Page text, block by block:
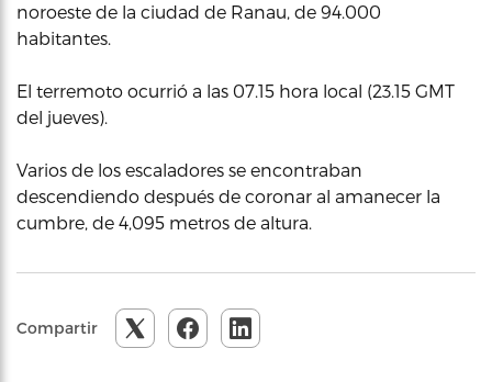
noroeste de la ciudad de Ranau, de 94.000
habitantes.
El terremoto ocurrió a las 07.15 hora local (23.15 GMT
del jueves).
Varios de los escaladores se encontraban
descendiendo después de coronar al amanecer la
cumbre, de 4,095 metros de altura.
Compartir